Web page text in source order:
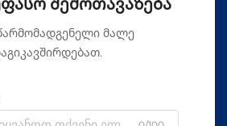
შემოთავაზება
მალე